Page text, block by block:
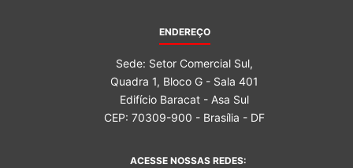
ENDEREÇO
Sede: Setor Comercial Sul,
Quadra 1, Bloco G - Sala 401
Edifício Baracat - Asa Sul
CEP: 70309-900 - Brasília - DF
ACESSE NOSSAS REDES: